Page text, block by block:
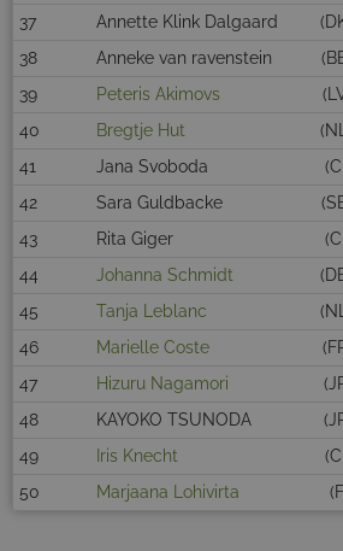
37
Annette Klink Dalgaard
38
Anneke van ravenstein
39
Peteris Akimovs
40
Bregtje Hut
41
Jana Svoboda
42
Sara Guldbacke
43
Rita Giger
44
Johanna Schmidt
45
Tanja Leblanc
46
Marielle Coste
47
Hizuru Nagamori
48
KAYOKO TSUNODA
49
Iris Knecht
50
Marjaana Lohivirta